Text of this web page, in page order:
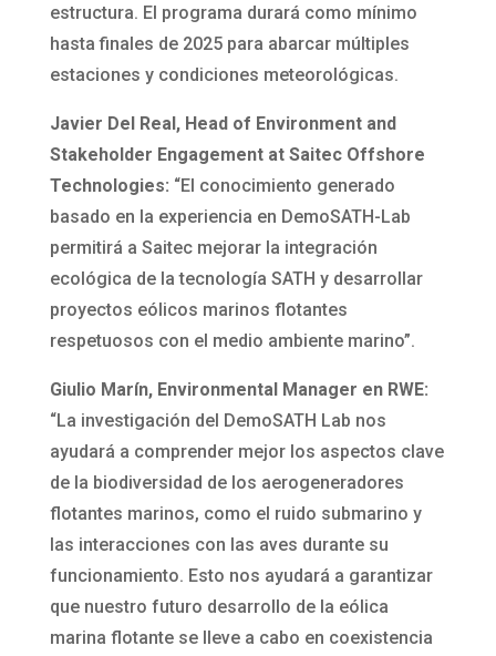
estructura. El programa durará como mínimo
hasta finales de 2025 para abarcar múltiples
estaciones y condiciones meteorológicas.
Javier Del Real, Head of Environment and
Stakeholder Engagement at Saitec Offshore
Technologies: “El conocimiento generado
basado en la experiencia en DemoSATH-Lab
permitirá a Saitec mejorar la integración
ecológica de la tecnología SATH y desarrollar
proyectos eólicos marinos flotantes
respetuosos con el medio ambiente marino”.
Giulio Marín, Environmental Manager en RWE:
“La investigación del DemoSATH Lab nos
ayudará a comprender mejor los aspectos clave
de la biodiversidad de los aerogeneradores
flotantes marinos, como el ruido submarino y
las interacciones con las aves durante su
funcionamiento. Esto nos ayudará a garantizar
que nuestro futuro desarrollo de la eólica
marina flotante se lleve a cabo en coexistencia